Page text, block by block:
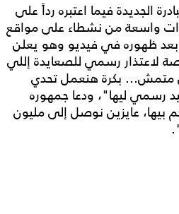
الجديدة فيما اعتبره رداً على
واسعة من نشطاء على مواقع
بعد ظهوره في فيديو وهو يعلن
لاعتذار رسمي للصعايدة إللي
متمش... بكرة هنعمل تحدي
رسمي ليها"، ودعا جمهوره
بيها، عايزين نوصل إلى مليون